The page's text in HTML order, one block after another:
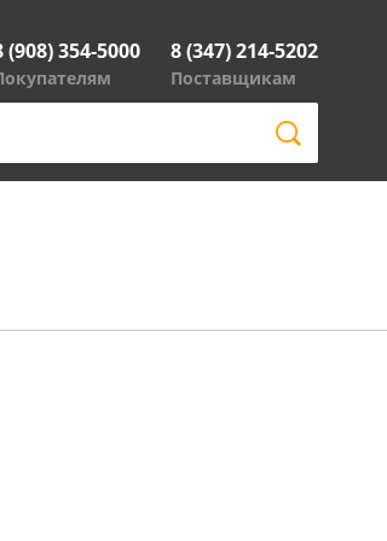
(908) 354-5000 8 (347) 214-5202
Поставщикам